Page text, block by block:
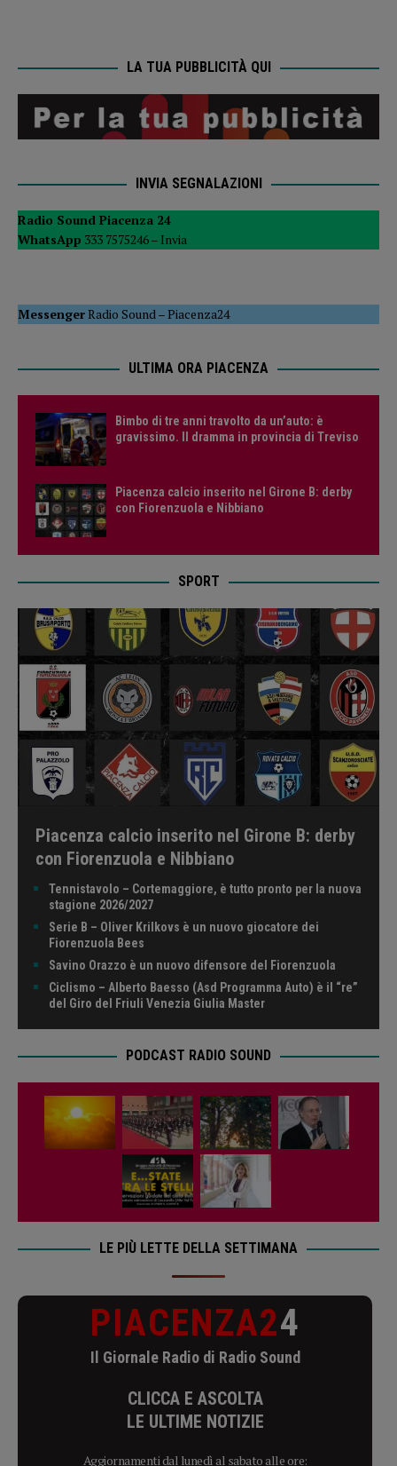
LA TUA PUBBLICITÀ QUI
INVIA SEGNALAZIONI
Radio Sound Piacenza 24
WhatsApp 333 7575246 – Invia
MessengerRadio Sound–Piacenza24
ULTIMA ORA PIACENZA
Bimbo di tre anni travolto da un’auto: è
gravissimo. Il dramma in provincia di Treviso
Piacenza calcio inserito nel Girone B: derby
con Fiorenzuola e Nibbiano
SPORT
Piacenza calcio inserito nel Girone B: derby
con Fiorenzuola e Nibbiano
Tennistavolo – Cortemaggiore, è tutto pronto per la nuova
stagione 2026/2027
Serie B – Oliver Krilkovs è un nuovo giocatore dei
Fiorenzuola Bees
Savino Orazzo è un nuovo difensore del Fiorenzuola
Ciclismo – Alberto Baesso (Asd Programma Auto) è il “re”
del Giro del Friuli Venezia Giulia Master
PODCAST RADIO SOUND
LE PIÙ LETTE DELLA SETTIMANA
PIACENZA24
Il Giornale Radio di Radio Sound
CLICCA E ASCOLTA
LE ULTIME NOTIZIE
Aggiornamenti dal lunedì al sabato alle ore: